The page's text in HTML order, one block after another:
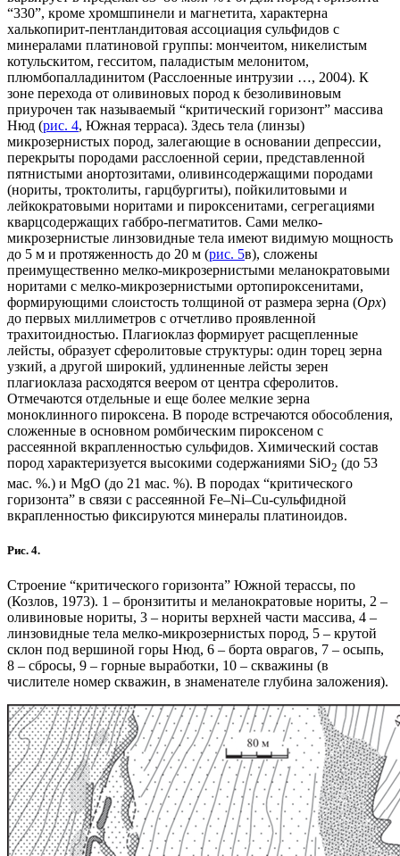
“330”, кроме хромшпинели и магнетита, характерна
халькопирит-пентландитовая ассоциация сульфидов с
минералами платиновой группы: мончеитом, никелистым
котульскитом, гесситом, паладистым мелонитом,
плюмбопалладинитом (Расслоенные интрузии …, 2004). К
зоне перехода от оливиновых пород к безоливиновым
приурочен так называемый “критический горизонт” массива
Нюд (рис. 4, Южная терраса). Здесь тела (линзы)
микрозернистых пород, залегающие в основании депрессии,
перекрыты породами расслоенной серии, представленной
пятнистыми анортозитами, оливинсодержащими породами
(нориты, троктолиты, гарцбургиты), пойкилитовыми и
лейкократовыми норитами и пироксенитами, сегрегациями
кварцсодержащих габбро-пегматитов. Сами мелко-
микрозернистые линзовидные тела имеют видимую мощность
до 5 м и протяженность до 20 м (рис. 5в), сложены
преимущественно мелко-микрозернистыми меланократовыми
норитами с мелко-микрозернистыми ортопироксенитами,
формирующими слоистость толщиной от размера зерна (Орх)
до первых миллиметров с отчетливо проявленной
трахитоидностью. Плагиоклаз формирует расщепленные
лейсты, образует сферолитовые структуры: один торец зерна
узкий, а другой широкий, удлиненные лейсты зерен
плагиоклаза расходятся веером от центра сферолитов.
Отмечаются отдельные и еще более мелкие зерна
моноклинного пироксена. В породе встречаются обособления,
сложенные в основном ромбическим пироксеном с
рассеянной вкрапленностью сульфидов. Химический состав
пород характеризуется высокими содержаниями SiO2 (до 53
мас. %.) и MgO (до 21 мас. %). В породах “критического
горизонта” в связи с рассеянной Fe–Ni–Cu-сульфидной
вкрапленностью фиксируются минералы платиноидов.
Рис. 4.
Строение “критического горизонта” Южной терассы, по
(Козлов, 1973). 1 – бронзититы и меланократовые нориты, 2 –
оливиновые нориты, 3 – нориты верхней части массива, 4 –
линзовидные тела мелко-микрозернистых пород, 5 – крутой
склон под вершиной горы Нюд, 6 – борта оврагов, 7 – осыпь,
8 – сбросы, 9 – горные выработки, 10 – скважины (в
числителе номер скважин, в знаменателе глубина заложения).